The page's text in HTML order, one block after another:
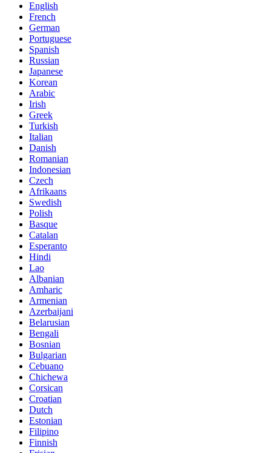
English
French
German
Portuguese
Spanish
Russian
Japanese
Korean
Arabic
Irish
Greek
Turkish
Italian
Danish
Romanian
Indonesian
Czech
Afrikaans
Swedish
Polish
Basque
Catalan
Esperanto
Hindi
Lao
Albanian
Amharic
Armenian
Azerbaijani
Belarusian
Bengali
Bosnian
Bulgarian
Cebuano
Chichewa
Corsican
Croatian
Dutch
Estonian
Filipino
Finnish